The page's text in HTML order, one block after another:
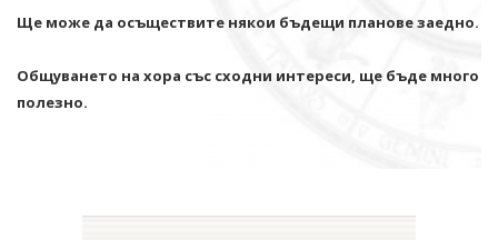
Ще може да осъществите някои бъдещи планове заедно.
Общуването на хора със сходни интереси, ще бъде много
полезно.